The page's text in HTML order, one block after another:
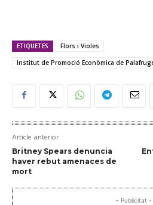
ETIQUETES
Flors i Violes
Institut de Promoció Econòmica de
Article anterior
Britney Spears denuncia
haver rebut amenaces de
mort
- Publicitat -